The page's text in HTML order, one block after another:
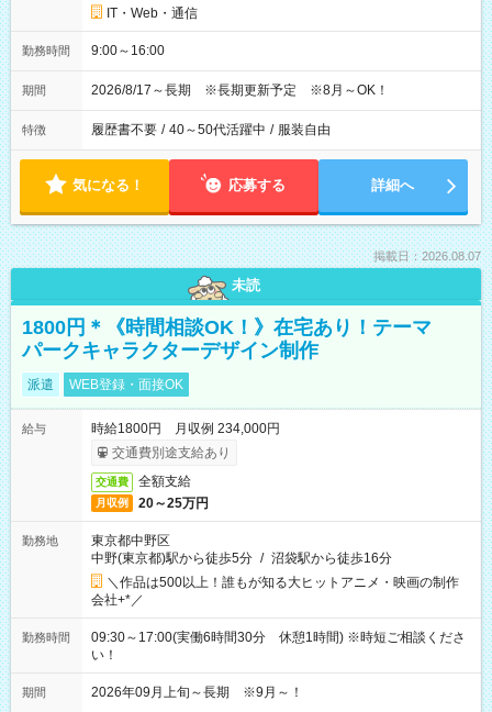
IT・Web・通信
勤務時間 9:00～16:00
期間 2026/8/17～長期 ※長期更新予定 ※8月～OK！
特徴 履歴書不要 / 40～50代活躍中 / 服装自由
気になる！ 応募する 詳細へ
掲載日：2026.08.07
未読
1800円＊《時間相談OK！》在宅あり！テーマ
パークキャラクターデザイン制作
派遣 WEB登録・面接OK
給与
時給1800円 月収例 234,000円
交通費別途支給あり
交通費 全額支給
月収例 20～25万円
勤務地
東京都中野区
中野(東京都)駅から徒歩5分 / 沼袋駅から徒歩16分
＼作品は500以上！誰もが知る大ヒットアニメ・映画の制作
会社+*／
勤務時間
09:30～17:00(実働6時間30分 休憩1時間) ※時短ご相談くださ
い！
期間 2026年09月上旬～長期 ※9月～！